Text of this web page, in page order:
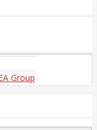
Group